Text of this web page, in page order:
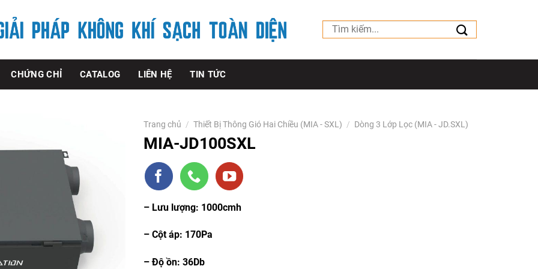
Tìm
kiếm:
CHỨNG CHỈ CATALOG LIÊN HỆ TIN TỨC
Trang chủ / Thiết Bị Thông Gió Hai Chiều (MIA - SXL) / Dòng 3 Lớp Lọc (MIA - JD.SXL)
MIA-JD100SXL
– Lưu lượng: 1000cmh
– Cột áp: 170Pa
– Độ ồn: 36Db